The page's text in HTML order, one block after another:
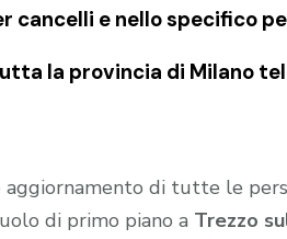
cancelli e nello specifico
la provincia di Milano
aggiornamento di tutte le
di primo piano a Trezzo